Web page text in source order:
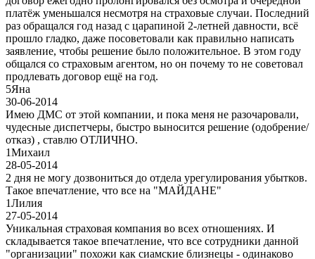
платёж уменьшался несмотря на страховые случаи. Последний
раз обращался год назад с царапиной 2-летней давности, всё
прошло гладко, даже посоветовали как правильно написать
заявление, чтобы решение было положительное. В этом году
общался со страховым агентом, но он почему то не советовал
продлевать договор ещё на год.
5Яна
30-06-2014
Имею ДМС от этой компании, и пока меня не разочаровали,
чудесные диспетчеры, быстро выносится решение (одобрение/
отказ) , ставлю ОТЛИЧНО.
1Михаил
28-05-2014
2 дня не могу дозвониться до отдела урегулирования убытков.
Такое впечатление, что все на "МАЙДАНЕ"
1Лилия
27-05-2014
Уникальная страховая компания во всех отношениях. И
складывается такое впечатление, что все сотрудники данной
"организации" похожи как сиамские близнецы - одинаково